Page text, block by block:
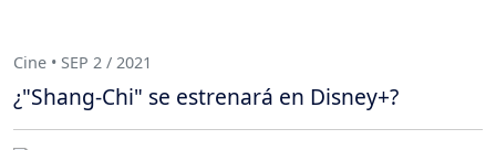
Cine • SEP 2 / 2021
¿"Shang-Chi" se estrenará en Disney+?